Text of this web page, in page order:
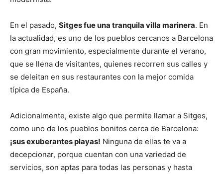
En el pasado, Sitges fue una tranquila villa marinera. En
la actualidad, es uno de los pueblos cercanos a Barcelona
con gran movimiento, especialmente durante el verano,
que se llena de visitantes, quienes recorren sus calles y
se deleitan en sus restaurantes con la mejor comida
típica de España.
Adicionalmente, existe algo que permite llamar a Sitges,
como uno de los pueblos bonitos cerca de Barcelona:
¡sus exuberantes playas! Ninguna de ellas te va a
decepcionar, porque cuentan con una variedad de
servicios, son aptas para todas las personas y hasta